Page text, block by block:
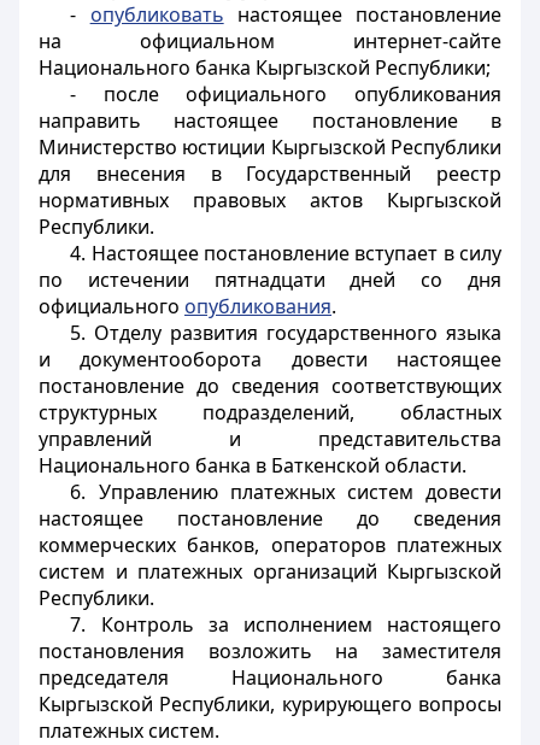
- опубликовать настоящее постановление
на официальном интернет-сайте
Национального банка Кыргызской Республики;
- после официального опубликования
направить настоящее постановление в
Министерство юстиции Кыргызской Республики
для внесения в Государственный реестр
нормативных правовых актов Кыргызской
Республики.
4. Настоящее постановление вступает в силу
по истечении пятнадцати дней со дня
официального опубликования.
5. Отделу развития государственного языка
и документооборота довести настоящее
постановление до сведения соответствующих
структурных подразделений, областных
управлений и представительства
Национального банка в Баткенской области.
6. Управлению платежных систем довести
настоящее постановление до сведения
коммерческих банков, операторов платежных
систем и платежных организаций Кыргызской
Республики.
7. Контроль за исполнением настоящего
постановления возложить на заместителя
председателя Национального банка
Кыргызской Республики, курирующего вопросы
платежных систем.